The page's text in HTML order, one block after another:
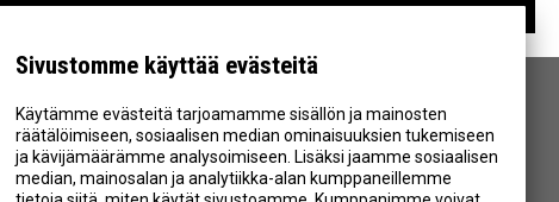
Sivustomme käyttää evästeitä
Käytämme evästeitä tarjoamamme sisällön ja mainosten
räätälöimiseen, sosiaalisen median ominaisuuksien tukemiseen
ja kävijämäärämme analysoimiseen. Lisäksi jaamme sosiaalisen
median, mainosalan ja analytiikka-alan kumppaneillemme
SEURAA MEITÄ